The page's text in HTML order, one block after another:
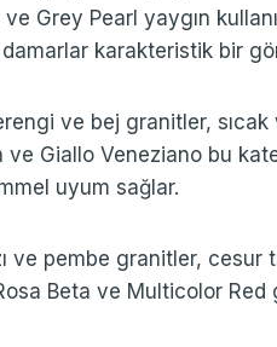
Grey Pearl yaygın
karakteristik bir
ve bej granitler,
ve Giallo Veneziano bu
uyum sağlar.
ve pembe granitler,
Beta ve Multicolor Red